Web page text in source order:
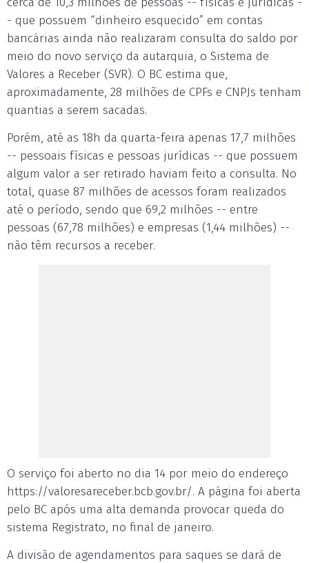
- que possuem “dinheiro esquecido” em contas
bancárias ainda não realizaram consulta do saldo por
meio do novo serviço da autarquia, o Sistema de
Valores a Receber (SVR). O BC estima que,
aproximadamente, 28 milhões de CPFs e CNPJs tenham
quantias a serem sacadas.
Porém, até as 18h da quarta-feira apenas 17,7 milhões
-- pessoais físicas e pessoas jurídicas -- que possuem
algum valor a ser retirado haviam feito a consulta. No
total, quase 87 milhões de acessos foram realizados
até o período, sendo que 69,2 milhões -- entre
pessoas (67,78 milhões) e empresas (1,44 milhões) --
não têm recursos a receber.
O serviço foi aberto no dia 14 por meio do endereço
https://valoresareceber.bcb.gov.br/. A página foi aberta
pelo BC após uma alta demanda provocar queda do
sistema Registrato, no final de janeiro.
A divisão de agendamentos para saques se dará de